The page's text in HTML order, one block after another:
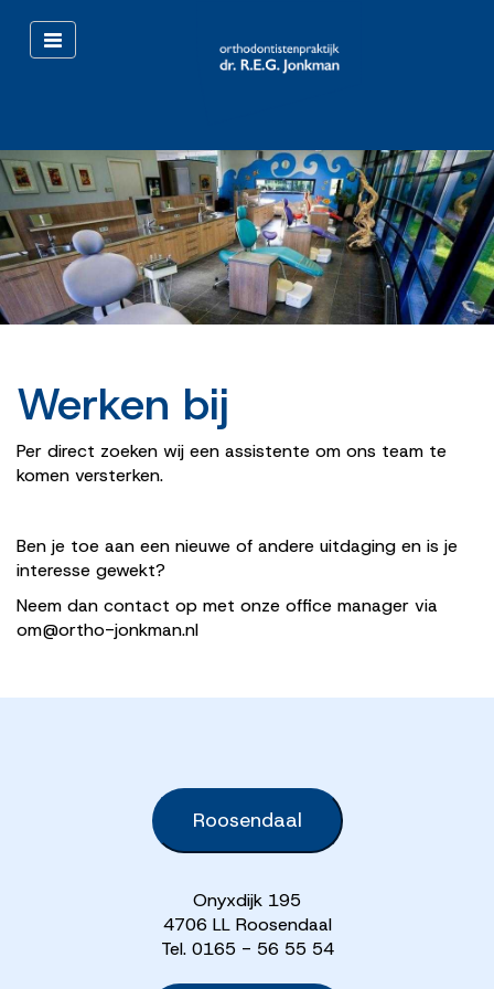
Toggle
navigation
Werken bij
Per direct zoeken wij een assistente om ons team te
komen versterken.
Ben je toe aan een nieuwe of andere uitdaging en is je
interesse gewekt?
Neem dan contact op met onze office manager via
om@ortho-jonkman.nl
Roosendaal
Onyxdijk 195
4706 LL Roosendaal
Tel. 0165 - 56 55 54